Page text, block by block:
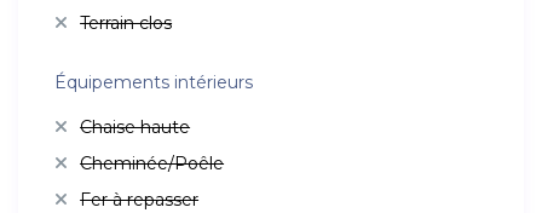
Terrain clos
Équipements intérieurs
Chaise haute
Cheminée/Poêle
Fer à repasser